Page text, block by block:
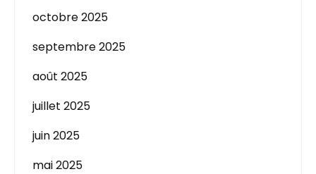
octobre 2025
septembre 2025
août 2025
juillet 2025
juin 2025
mai 2025